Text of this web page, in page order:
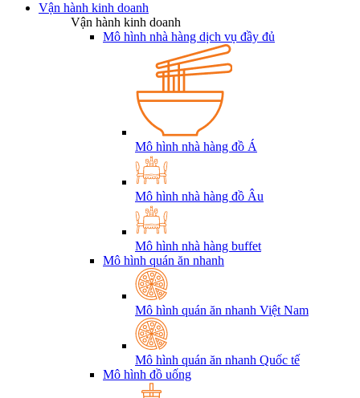
Vận hành kinh doanh
Vận hành kinh doanh
Mô hình nhà hàng dịch vụ đầy đủ
Mô hình nhà hàng đồ Á
Mô hình nhà hàng đồ Âu
Mô hình nhà hàng buffet
Mô hình quán ăn nhanh
Mô hình quán ăn nhanh Việt Nam
Mô hình quán ăn nhanh Quốc tế
Mô hình đồ uống